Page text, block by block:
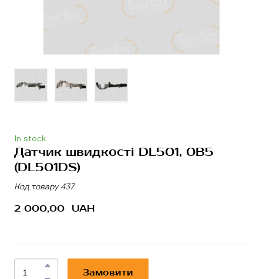
In stock
Датчик швидкості DL501, 0B5
(DL501DS)
Код товару 437
2 000,00  UAH
Замовити